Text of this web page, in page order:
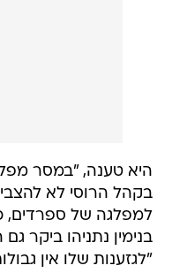
היא טענה, "במסר
בקהל הרוסי לא
למפלגה של ספרדים,
בנימין נתניהו ביקר
"לגזענות שלו אין